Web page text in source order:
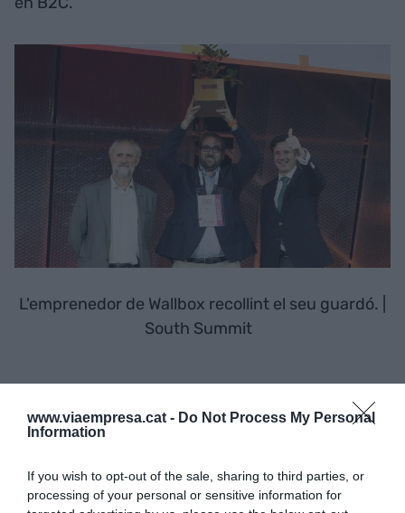
www.viaempresa.cat - Do Not Process My Personal
Information
If you wish to opt-out of the sale, sharing to third parties, or
processing of your personal or sensitive information for
L'emprenedor de Wallbox recollint el seu guardó. |
South Summit
“Tenim la convicció que podem i devem
desenvolupar un treball al llarg de tot l'any, per a
que els tres principalsplayersde l'ecosistema
corporacions, startups i inversors, treballen de la